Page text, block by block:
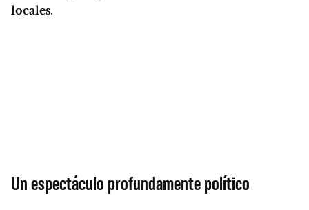
locales.
Un espectáculo profundamente político